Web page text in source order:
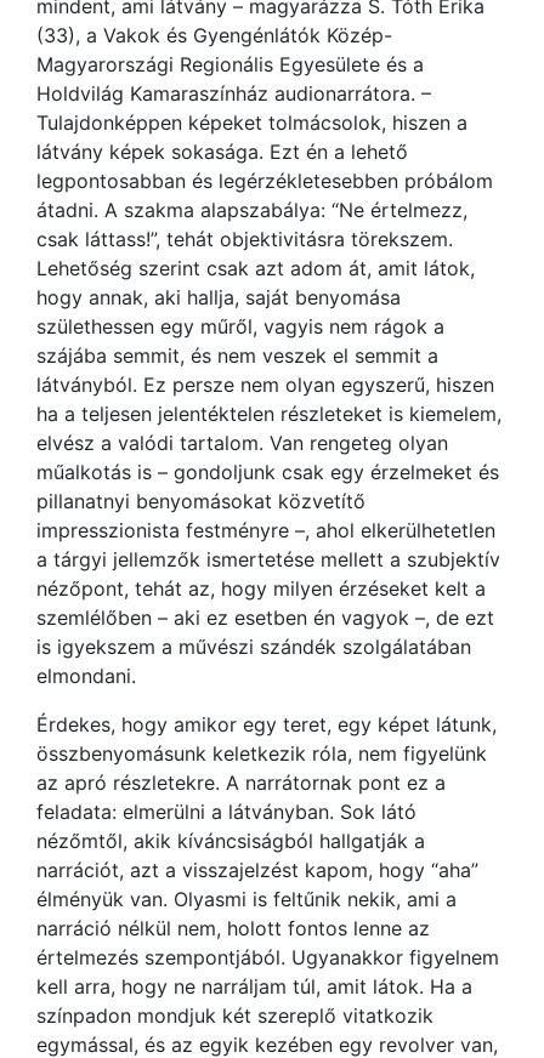
mindent, ami látvány – magyarázza S. Tóth Erika
(33), a Vakok és Gyengénlátók Közép-
Magyarországi Regionális Egyesülete és a
Holdvilág Kamaraszínház audionarrátora. –
Tulajdonképpen képeket tolmácsolok, hiszen a
látvány képek sokasága. Ezt én a lehető
legpontosabban és legérzékletesebben próbálom
átadni. A szakma alapszabálya: “Ne értelmezz,
csak láttass!”, tehát objektivitásra törekszem.
Lehetőség szerint csak azt adom át, amit látok,
hogy annak, aki hallja, saját benyomása
születhessen egy műről, vagyis nem rágok a
szájába semmit, és nem veszek el semmit a
látványból. Ez persze nem olyan egyszerű, hiszen
ha a teljesen jelentéktelen részleteket is kiemelem,
elvész a valódi tartalom. Van rengeteg olyan
műalkotás is – gondoljunk csak egy érzelmeket és
pillanatnyi benyomásokat közvetítő
impresszionista festményre –, ahol elkerülhetetlen
a tárgyi jellemzők ismertetése mellett a szubjektív
nézőpont, tehát az, hogy milyen érzéseket kelt a
szemlélőben – aki ez esetben én vagyok –, de ezt
is igyekszem a művészi szándék szolgálatában
elmondani.
Érdekes, hogy amikor egy teret, egy képet látunk,
összbenyomásunk keletkezik róla, nem figyelünk
az apró részletekre. A narrátornak pont ez a
feladata: elmerülni a látványban. Sok látó
nézőmtől, akik kíváncsiságból hallgatják a
narrációt, azt a visszajelzést kapom, hogy “aha”
élményük van. Olyasmi is feltűnik nekik, ami a
narráció nélkül nem, holott fontos lenne az
értelmezés szempontjából. Ugyanakkor figyelnem
kell arra, hogy ne narráljam túl, amit látok. Ha a
színpadon mondjuk két szereplő vitatkozik
egymással, és az egyik kezében egy revolver van,